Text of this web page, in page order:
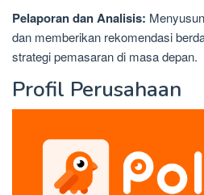
Pelaporan dan Analisis:
dan memberikan rekomendasi
strategi pemasaran di masa depan.
Profil Perusahaan